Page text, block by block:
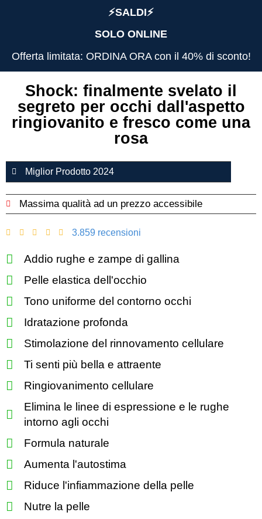
⚡️SALDI⚡️
SOLO ONLINE
Offerta limitata: ORDINA ORA con il 40% di sconto!
Shock: finalmente svelato il
segreto per occhi dall'aspetto
ringiovanito e fresco come una
rosa
Miglior Prodotto 2024
Massima qualità ad un prezzo accessibile
3.859 recensioni
Addio rughe e zampe di gallina
Pelle elastica dell'occhio
Tono uniforme del contorno occhi
Idratazione profonda
Stimolazione del rinnovamento cellulare
Ti senti più bella e attraente
Ringiovanimento cellulare
Elimina le linee di espressione e le rughe
intorno agli occhi
Formula naturale
Aumenta l'autostima
Riduce l'infiammazione della pelle
Nutre la pelle